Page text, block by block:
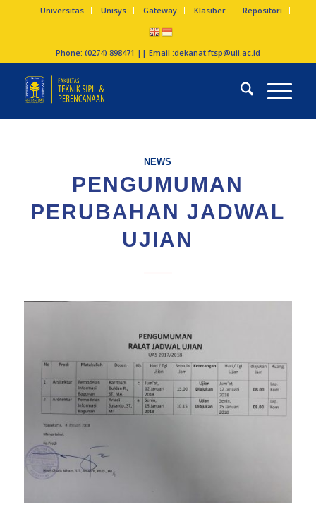
Universitas Unisys Gateway Klasiber Repositori
Phone: (0274) 898471 || Email :dekanat.ftsp@uii.ac.id
NEWS
PENGUMUMAN
PERUBAHAN JADWAL
UJIAN